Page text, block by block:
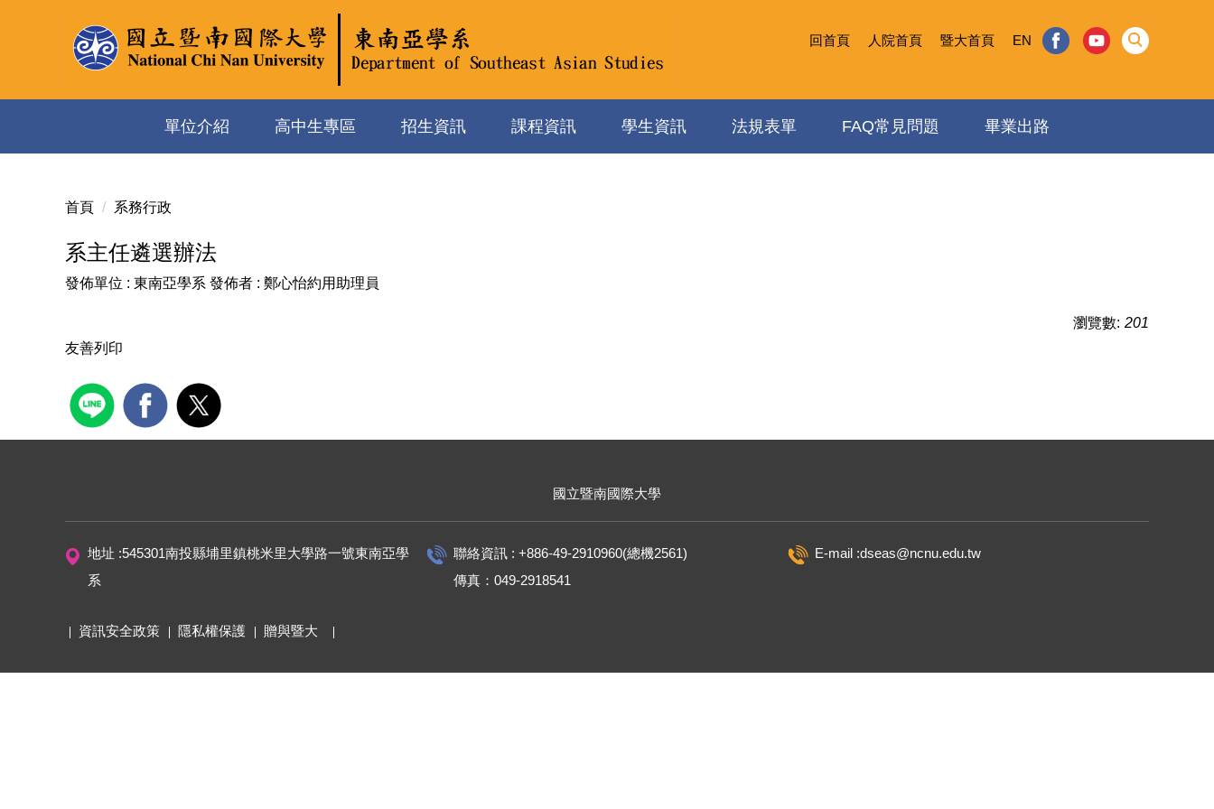
內
回首頁 人院首頁 暨大首頁 EN
單位介紹 高中生專區 招生資訊 課程資訊 學生資訊 法規表單 FAQ常見問題 畢業出路
首頁 系務行政
系主任遴選辦法
發佈單位 : 東南亞學系 發佈者 : 鄭心怡約用助理員
瀏覽數: 201
友善列印
國立暨南國際大學
地址 :545301南投縣埔里鎮桃米里大學路一號東南亞學
系
資訊安全政策 隱私權保護 贈與暨大
聯絡資訊 : +886-49-2910960(總機2561)
傳真：049-2918541
E-mail :dseas@ncnu.edu.tw